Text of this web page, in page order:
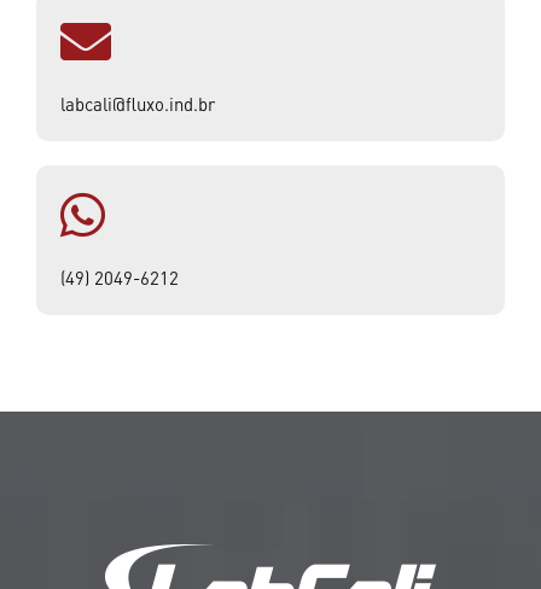
labcali@fluxo.ind.br
(49) 2049-6212